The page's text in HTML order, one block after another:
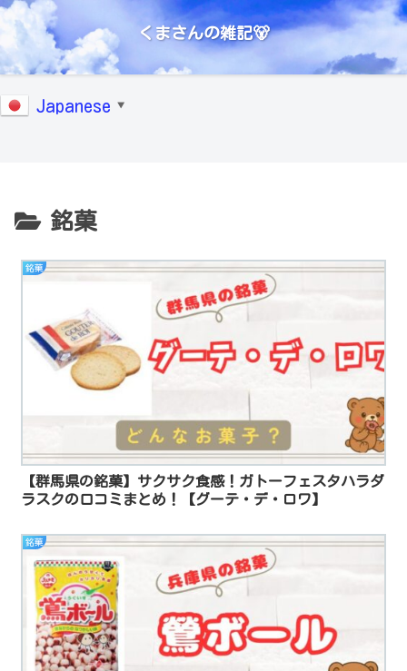
くまさんの雑記🐻
Japanese ▼
銘菓
銘菓
【群馬県の銘菓】サクサク食感！ガトーフェスタハラダ
ラスクの口コミまとめ！【グーテ・デ・ロワ】
銘菓